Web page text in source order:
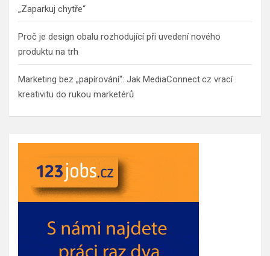
„Zaparkuj chytře“
Proč je design obalu rozhodující při uvedení nového
produktu na trh
Marketing bez „papírování“: Jak MediaConnect.cz vrací
kreativitu do rukou marketérů